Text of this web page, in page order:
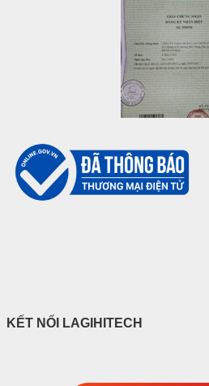
KẾT NỐI LAGIHITECH